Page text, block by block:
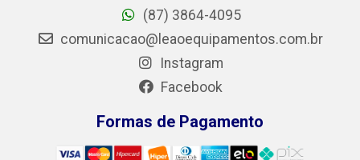
(87) 3864-4095
comunicacao@leaoequipamentos.com.br
Instagram
Facebook
Formas de Pagamento